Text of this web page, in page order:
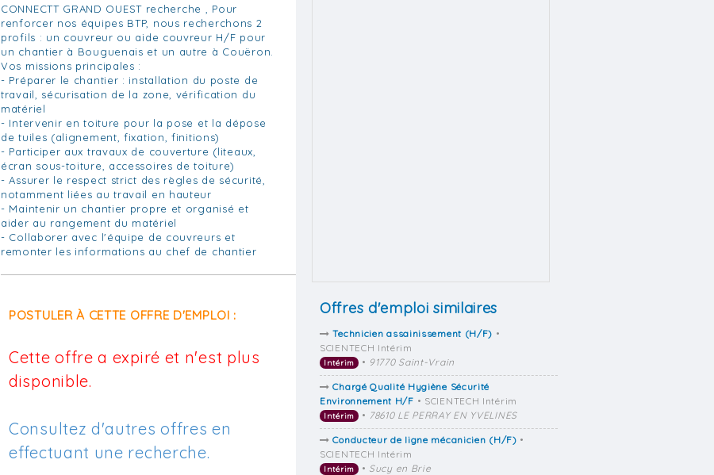
CONNECTT GRAND OUEST recherche , Pour
renforcer nos équipes BTP, nous recherchons 2
profils : un couvreur ou aide couvreur H/F pour
un chantier à Bouguenais et un autre à Couëron.
Vos missions principales :
- Préparer le chantier : installation du poste de
travail, sécurisation de la zone, vérification du
matériel
- Intervenir en toiture pour la pose et la dépose
de tuiles (alignement, fixation, finitions)
- Participer aux travaux de couverture (liteaux,
écran sous-toiture, accessoires de toiture)
- Assurer le respect strict des règles de sécurité,
notamment liées au travail en hauteur
- Maintenir un chantier propre et organisé et
aider au rangement du matériel
- Collaborer avec l'équipe de couvreurs et
remonter les informations au chef de chantier
POSTULER À CETTE OFFRE D'EMPLOI :
Cette offre a expiré et n'est plus
disponible.
Consultez d'autres offres en
effectuant une recherche.
Offres d'emploi similaires
Technicien assainissement (H/F) •
SCIENTECH Intérim
Intérim • 91770 Saint-Vrain
Chargé Qualité Hygiène Sécurité
Environnement H/F • SCIENTECH Intérim
Intérim • 78610 LE PERRAY EN YVELINES
Conducteur de ligne mécanicien (H/F) •
SCIENTECH Intérim
Intérim • Sucy en Brie